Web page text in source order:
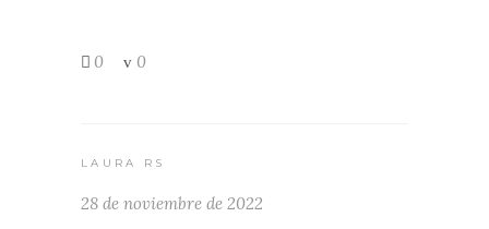
0 0
LAURA RS
28 de noviembre de 2022